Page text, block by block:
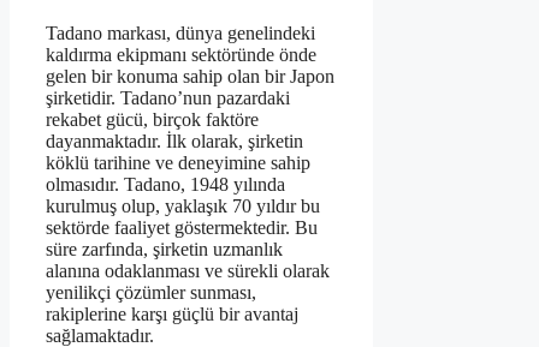
Tadano markası, dünya genelindeki
kaldırma ekipmanı sektöründe önde
gelen bir konuma sahip olan bir Japon
şirketidir. Tadano’nun pazardaki
rekabet gücü, birçok faktöre
dayanmaktadır. İlk olarak, şirketin
köklü tarihine ve deneyimine sahip
olmasıdır. Tadano, 1948 yılında
kurulmuş olup, yaklaşık 70 yıldır bu
sektörde faaliyet göstermektedir. Bu
süre zarfında, şirketin uzmanlık
alanına odaklanması ve sürekli olarak
yenilikçi çözümler sunması,
rakiplerine karşı güçlü bir avantaj
sağlamaktadır.